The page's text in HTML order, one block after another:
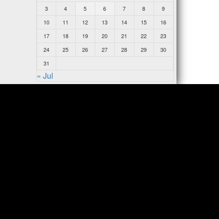
3
4 5 6 7 8
9
10
11 12 13 14 15
16
17
18 19 20 21 22
23
24
25 26 27 28 29
30
31
« Jul